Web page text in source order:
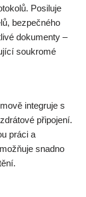
Posiluje
bezpečného
dokumenty –
soukromé
integruje s
připojení.
práci a
snadno